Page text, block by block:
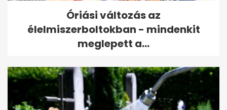
Óriási változás az
élelmiszerboltokban - mindenkit
meglepett a...